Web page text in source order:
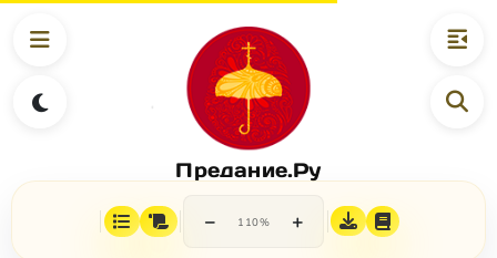
Предание.Ру
− 110% +